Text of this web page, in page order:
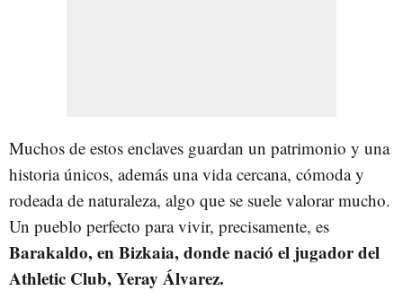
Muchos de estos enclaves guardan un patrimonio y una
historia únicos, además una vida cercana, cómoda y
rodeada de naturaleza, algo que se suele valorar mucho.
Un pueblo perfecto para vivir, precisamente, es
Barakaldo, en Bizkaia, donde nació el jugador del
Athletic Club, Yeray Álvarez.